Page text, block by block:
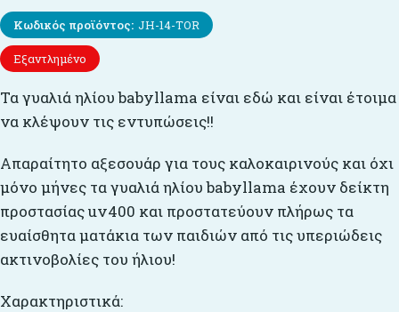
Κωδικός προϊόντος: JH-14-TOR
Εξαντλημένο
Τα γυαλιά ηλίου babyllama είναι εδώ και είναι έτοιμα
να κλέψουν τις εντυπώσεις!!
Απαραίτητο αξεσουάρ για τους καλοκαιρινούς και όχι
μόνο μήνες τα γυαλιά ηλίου babyllama έχουν δείκτη
προστασίας uv400 και προστατεύουν πλήρως τα
ευαίσθητα ματάκια των παιδιών από τις υπεριώδεις
ακτινοβολίες του ήλιου!
Xαρακτηριστικά: